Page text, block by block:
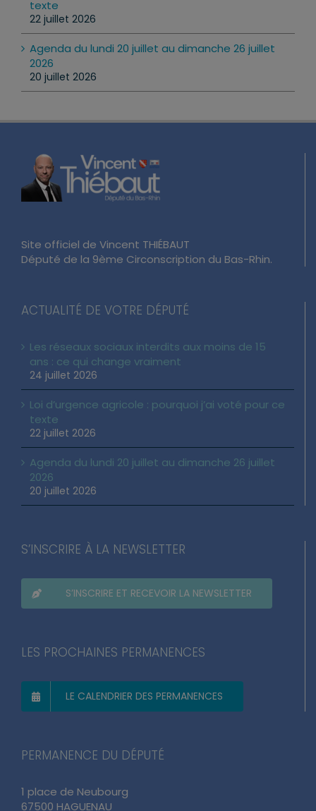
texte
22 juillet 2026
Agenda du lundi 20 juillet au dimanche 26 juillet
2026
20 juillet 2026
Site officiel de Vincent THIÉBAUT
Député de la 9ème Circonscription du Bas-Rhin.
ACTUALITÉ DE VOTRE DÉPUTÉ
Les réseaux sociaux interdits aux moins de 15
ans : ce qui change vraiment
24 juillet 2026
Loi d’urgence agricole : pourquoi j’ai voté pour ce
texte
22 juillet 2026
Agenda du lundi 20 juillet au dimanche 26 juillet
2026
20 juillet 2026
S’INSCRIRE À LA NEWSLETTER
S’INSCRIRE ET RECEVOIR LA NEWSLETTER
LES PROCHAINES PERMANENCES
LE CALENDRIER DES PERMANENCES
PERMANENCE DU DÉPUTÉ
1 place de Neubourg
67500 HAGUENAU